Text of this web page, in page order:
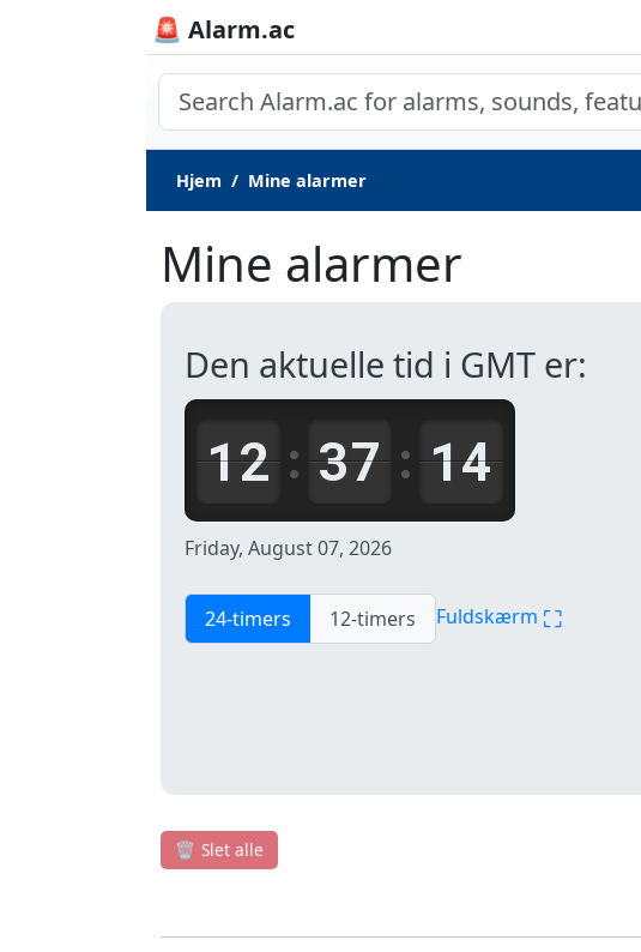
🚨 Alarm.ac
Hjem Mine alarmer
Mine alarmer
Den aktuelle tid i GMT er:
12 : 37 : 14
Friday, August 07, 2026
24-timers 12-timers Fuldskærm ⛶
🗑️ Slet alle